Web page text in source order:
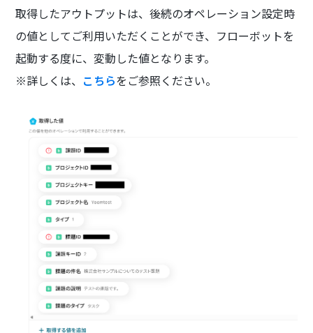
取得したアウトプットは、後続のオペレーション設定時
の値としてご利用いただくことができ、フローボットを
起動する度に、変動した値となります。
※詳しくは、 こちらをご参照ください。